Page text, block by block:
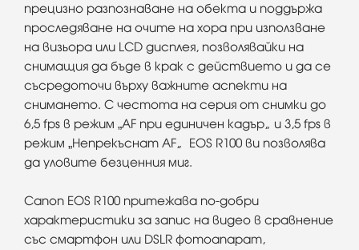
прецизно разпознаване на обекта и поддържа
проследяване на очите на хора при използване
на визьора или LCD дисплея, позволявайки на
снимащия да бъде в крак с действието и да се
съсредоточи върху важните аспекти на
снимането. С честота на серия от снимки до
6,5 fps в режим „AF при единичен кадър“ и 3,5 fps в
режим „Непрекъснат AF“ EOS R100 ви позволява
да уловите безценния миг.
Canon EOS R100 притежава по-добри
характеристики за запис на видео в сравнение
със смартфон или DSLR фотоапарат,